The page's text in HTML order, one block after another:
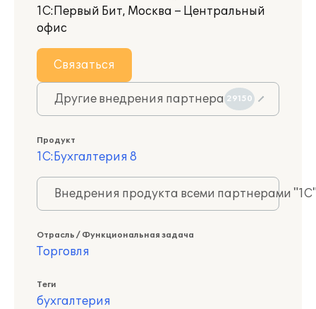
1С:Первый Бит, Москва – Центральный
офис
Связаться
Другие внедрения партнера 29150
Продукт
1С:Бухгалтерия 8
Внедрения продукта всеми партнерами
Отрасль / Функциональная задача
Торговля
Теги
бухгалтерия